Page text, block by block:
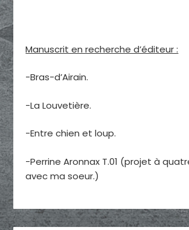
Manuscrit en recherche d’éditeur :
-Bras-d’Airain.
-La Louvetière.
-Entre chien et loup.
-Perrine Aronnax T.01 (projet à
avec ma soeur.)